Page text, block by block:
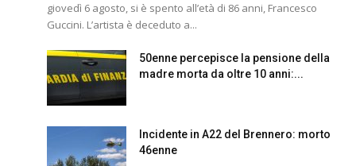
giovedì 6 agosto, si è spento all’età di 86 anni, Francesco
Guccini. L’artista è deceduto a...
50enne percepisce la pensione della
madre morta da oltre 10 anni:...
Incidente in A22 del Brennero: morto
46enne